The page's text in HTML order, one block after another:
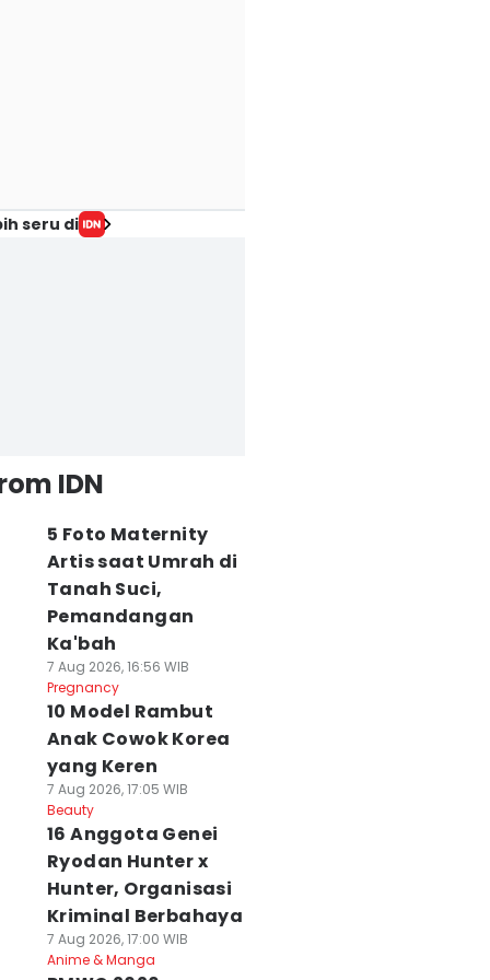
seru di
IDN
5 Foto Maternity
Artis saat Umrah di
Tanah Suci,
Pemandangan
Ka'bah
7 Aug 2026, 16:56 WIB
Pregnancy
10 Model Rambut
Anak Cowok Korea
yang Keren
7 Aug 2026, 17:05 WIB
Beauty
16 Anggota Genei
Ryodan Hunter x
Hunter, Organisasi
Kriminal Berbahaya
7 Aug 2026, 17:00 WIB
Anime & Manga